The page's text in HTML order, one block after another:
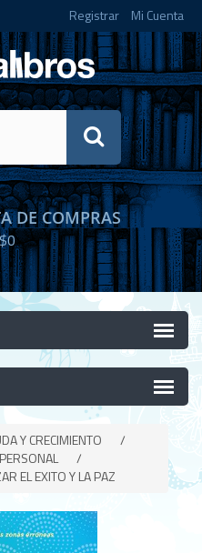
Registrar Mi Cuenta
DE COMPRAS
Y CRECIMIENTO
/
/
EL EXITO Y LA PAZ